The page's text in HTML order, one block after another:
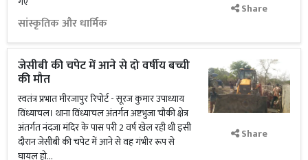
सांस्कृतिक और धार्मिक
Share
जेसीबी की चपेट में आने से दो वर्षीय बच्ची
की मौत
स्वतंत्र प्रभात मीरजापुर रिपोर्ट - सूरज कुमार उपाध्याय
विंध्याचल। थाना विंध्याचल अंतर्गत अष्टभुजा चौकी क्षेत्र
अंतर्गत नंदजा मंदिर के पास परी 2 वर्ष खेल रही थी इसी
दौरान जेसीबी की चपेट में आने से वह गंभीर रूप से
घायल हो...
Share